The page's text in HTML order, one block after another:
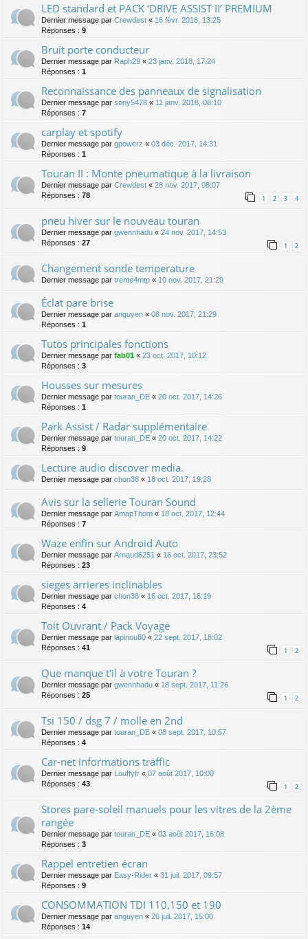
LED standard et PACK ‘DRIVE ASSIST II’ PREMIUM
Dernier message par Crewdest « 16 févr. 2018, 13:25
Réponses : 9
Bruit porte conducteur
Dernier message par Raph29 « 23 janv. 2018, 17:24
Réponses : 1
Reconnaissance des panneaux de signalisation
Dernier message par sony5478 « 11 janv. 2018, 08:10
Réponses : 7
carplay et spotify
Dernier message par gpowerz « 03 déc. 2017, 14:31
Réponses : 1
Touran II : Monte pneumatique à la livraison
Dernier message par Crewdest « 28 nov. 2017, 08:07
Réponses : 78 1 2 3 4
pneu hiver sur le nouveau touran
Dernier message par gwennhadu « 24 nov. 2017, 14:53
Réponses : 27 1 2
Changement sonde temperature
Dernier message par trente4mtp « 10 nov. 2017, 21:29
Éclat pare brise
Dernier message par anguyen « 08 nov. 2017, 21:29
Réponses : 1
Tutos principales fonctions
Dernier message par fab01 « 23 oct. 2017, 10:12
Réponses : 3
Housses sur mesures
Dernier message par touran_DE « 20 oct. 2017, 14:26
Réponses : 1
Park Assist / Radar supplémentaire
Dernier message par touran_DE « 20 oct. 2017, 14:22
Réponses : 9
Lecture audio discover media.
Dernier message par chon38 « 18 oct. 2017, 19:28
Avis sur la sellerie Touran Sound
Dernier message par AmapThom « 18 oct. 2017, 12:44
Réponses : 7
Waze enfin sur Android Auto
Dernier message par Arnaud6251 « 16 oct. 2017, 23:52
Réponses : 23
sieges arrieres inclinables
Dernier message par chon38 « 16 oct. 2017, 16:19
Réponses : 4
Toit Ouvrant / Pack Voyage
Dernier message par lapinou80 « 22 sept. 2017, 18:02
Réponses : 41 1 2
Que manque t'il à votre Touran ?
Dernier message par gwennhadu « 18 sept. 2017, 11:26
Réponses : 25 1 2
Tsi 150 / dsg 7 / molle en 2nd
Dernier message par touran_DE « 08 sept. 2017, 10:57
Réponses : 4
Car-net informations traffic
Dernier message par Louffyfr « 07 août 2017, 10:00
Réponses : 43 1 2
Stores pare-soleil manuels pour les vitres de la 2ème
rangée
Dernier message par touran_DE « 03 août 2017, 16:08
Réponses : 3
Rappel entretien écran
Dernier message par Easy-Rider « 31 juil. 2017, 09:57
Réponses : 9
CONSOMMATION TDI 110,150 et 190
Dernier message par anguyen « 26 juil. 2017, 15:00
Réponses : 14